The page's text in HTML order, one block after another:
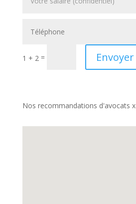
1 + 2 = Envoyer
Nos recommandations d'avocats x